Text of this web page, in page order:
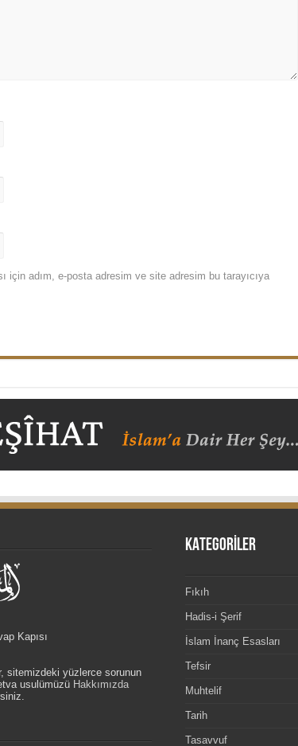
için adım, e-posta adresim ve site adresim bu tarayıcıya
Kapısı
sitemizdeki yüzlerce sorunun
usulümüzü Hakkımızda
KATEGORİLER
Fıkıh
Hadis-i Şerif
İslam İnanç Esasları
Tefsir
Muhtelif
Tarih
Tasavvuf